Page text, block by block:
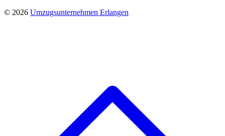
© 2026 Umzugsunternehmen Erlangen